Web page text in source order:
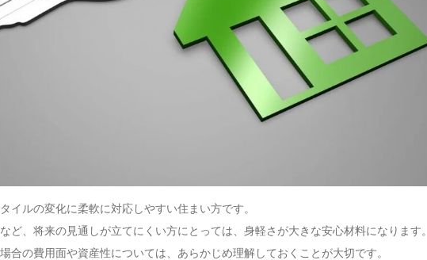
イルの変化に柔軟に対応しやすい住まい方です。
ど、将来の見通しが立てにくい方にとっては、身軽さが大きな安心材料になります。
合の費用面や資産性については、あらかじめ理解しておくことが大切です。